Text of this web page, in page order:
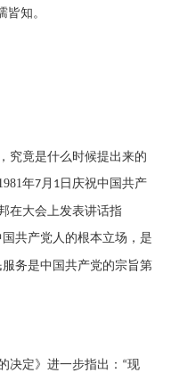
皆知。
究竟是什么时候提出来的
年7 月 1 日庆祝中国共产
在大会上发表讲话指
共产党人的根本立场，是
务是中国共产党的宗旨第
决定》进一步指出： “现